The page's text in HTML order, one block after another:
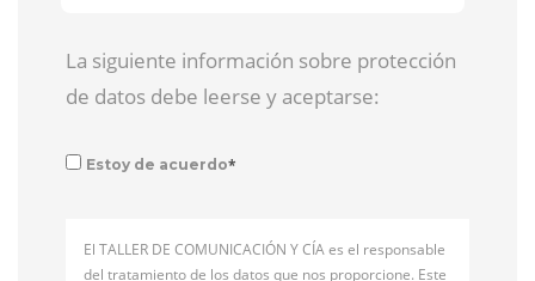
La siguiente información sobre protección
de datos debe leerse y aceptarse:
Estoy de acuerdo*
El TALLER DE COMUNICACIÓN Y CÍA es el responsable
del tratamiento de los datos que nos proporcione. Este